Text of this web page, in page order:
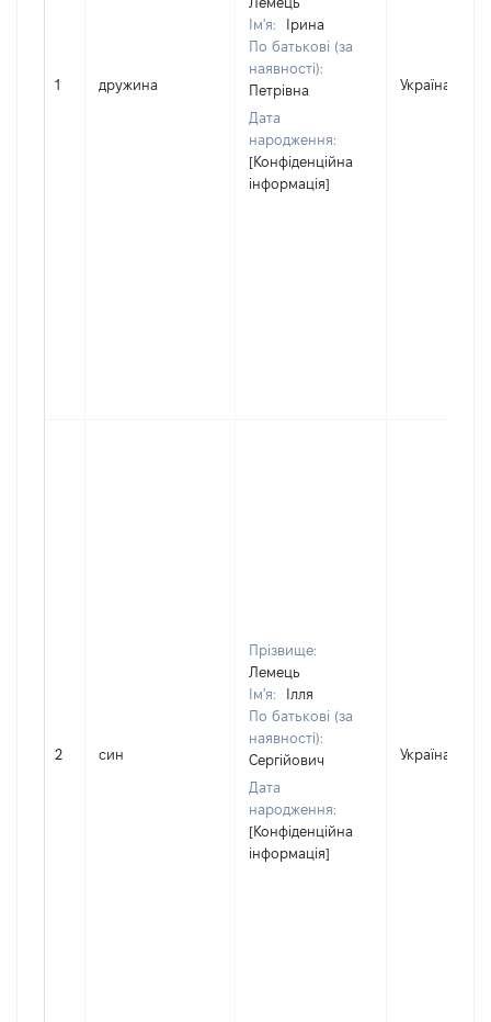
1 дружина
Ім'я:
Ірина
По батькові (за
наявності):
Петрівна
Дата
народження:
[Конфіденційна
інформація]
Україна
2 син
Прізвище:
Лемець
Ім'я:
Ілля
По батькові (за
наявності):
Сергійович
Дата
народження:
[Конфіденційна
інформація]
Україна